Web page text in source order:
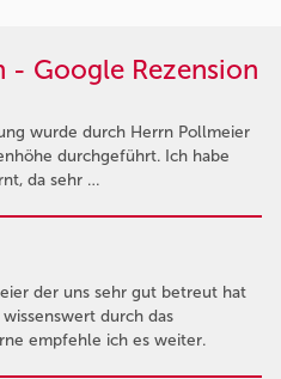
- Google Rezension
wurde durch Herrn Pollmeier
durchgeführt. Ich habe
da sehr …
der uns sehr gut betreut hat
durch das
empfehle ich es weiter.